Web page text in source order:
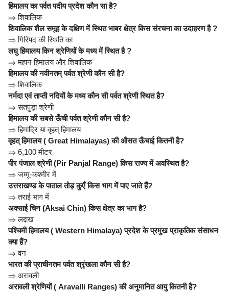
हिमालय का पर्वत पदीय प्रदेश कौन सा है?
⇒ शिवालिक
शिवालिक शैल समूह के दक्षिण में स्थित भाबर क्षेत्र किस संरचना का उदाहरण है ?
⇒ गिरिपद की स्थिति का
लघु हिमालय किन श्रेणियों के मध्य में स्थित है ?
⇒महान हिमालय और शिवालिक
हिमालय की नवीनतम् पर्वत श्रेणी कौन सी है?
⇒ शिवालिक
नर्मदा एवं ताप्ती नदियों के मध्य कौन सी पर्वत श्रेणी स्थित है?
⇒ सतपुड़ा श्रेणी
हिमालय की सबसे ऊँची पर्वत श्रेणी कौन सी है?
⇒ हिमाद्रि या वृहत् हिमालय
वृहत् हिमालय ( Great Himalayas) की औसत ऊँचाई कितनी है?
⇒ 6,100 मीटर
पीर पंजाल श्रेणी (Pir Panjal Range) किस राज्य में अवस्थित है?
⇒जम्मू-कश्मीर में
उत्तराखण्ड के पाताल तोड़ कुएँ किस भाग में पाए जाते हैं?
⇒तराई भाग में
अक्साई चिन (Aksai Chin) किस क्षेत्र का भाग है?
⇒लद्दाख
पश्चिमी हिमालय ( Western Himalaya) प्रदेश के प्रमुख प्राकृतिक संसाधन
क्या हैं?
⇒वन
भारत की प्राचीनतम पर्वत श्रृंखला कौन सी है?
⇒ अरावली
अरावली श्रेणियों ( Aravalli Ranges) की अनुमानित आयु कितनी है?